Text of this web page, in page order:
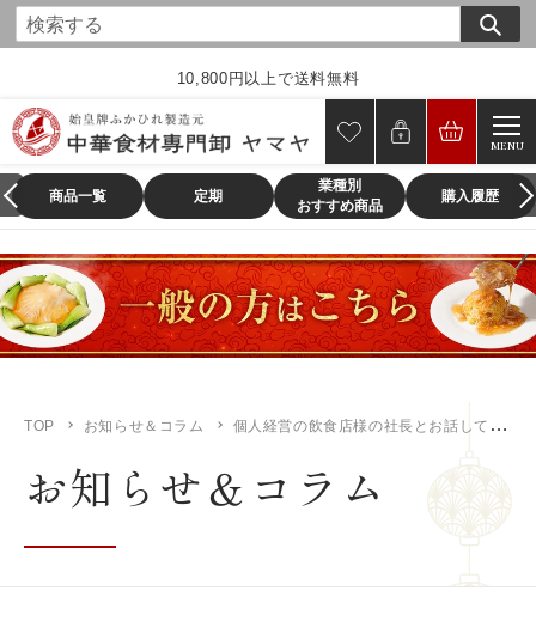
コ
ン
ツ
ス
キ
ッ
プ
す
る
10,800円以上で送料無料
MENU
商品一覧 定期
業種別
おすすめ商品
購入履歴
TOP お知らせ＆コラム 個人経営の飲食店様の社長とお話して感じたこと
お知らせ＆コラム